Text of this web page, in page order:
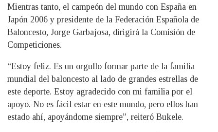
Mientras tanto, el campeón del mundo con España en
Japón 2006 y presidente de la Federación Española de
Baloncesto, Jorge Garbajosa, dirigirá la Comisión de
Competiciones.
“Estoy feliz. Es un orgullo formar parte de la familia
mundial del baloncesto al lado de grandes estrellas de
este deporte. Estoy agradecido con mi familia por el
apoyo. No es fácil estar en este mundo, pero ellos han
estado ahí, apoyándome siempre”, reiteró Bukele.